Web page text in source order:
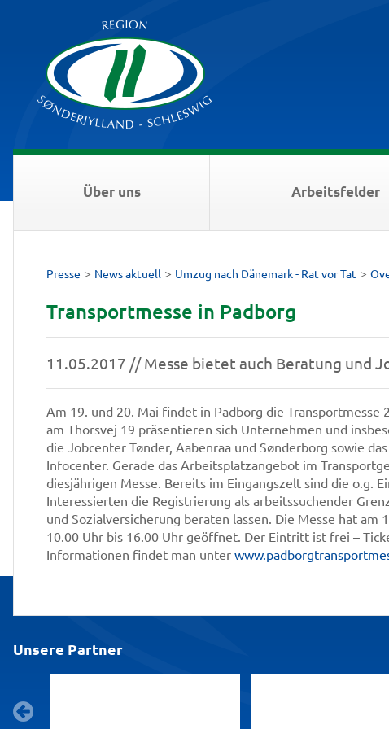
Über uns Arbeitsfelder
Presse > News aktuell > Umzug nach Dänemark - Rat vor Tat >
Transportmesse in Padborg
11.05.2017 // Messe bietet auch Beratung und
Am 19. und 20. Mai findet in Padborg die
am Thorsvej 19 präsentieren sich Unternehmen und
die Jobcenter Tønder, Aabenraa und Sønderborg sowie
Infocenter. Gerade das Arbeitsplatzangebot im
diesjährigen Messe. Bereits im Eingangszelt sind die o.g.
Interessierten die Registrierung als arbeitssuchender
und Sozialversicherung beraten lassen. Die Messe hat am
10.00 Uhr bis 16.00 Uhr geöffnet. Der Eintritt ist frei –
Informationen findet man unter
Unsere Partner